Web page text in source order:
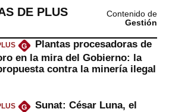
DE PLUS
Contenido de
Gestión
G
Plantas procesadoras de
en la mira del Gobierno: la
contra la minería ilegal
G
Sunat: César Luna, el